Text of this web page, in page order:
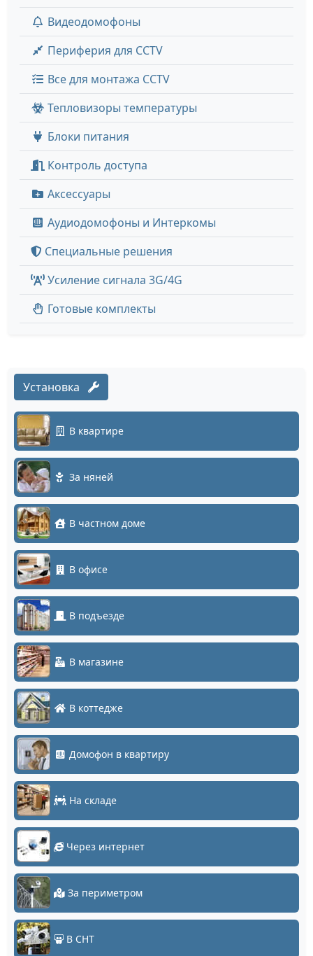
Видеодомофоны
Периферия для CCTV
Все для монтажа CCTV
Тепловизоры температуры
Блоки питания
Контроль доступа
Аксессуары
Аудиодомофоны и Интеркомы
Специальные решения
Усиление сигнала 3G/4G
Готовые комплекты
Установка
В квартире
За няней
В частном доме
В офисе
В подъезде
В магазине
В коттедже
Домофон в квартиру
На складе
Через интернет
За периметром
В СНТ